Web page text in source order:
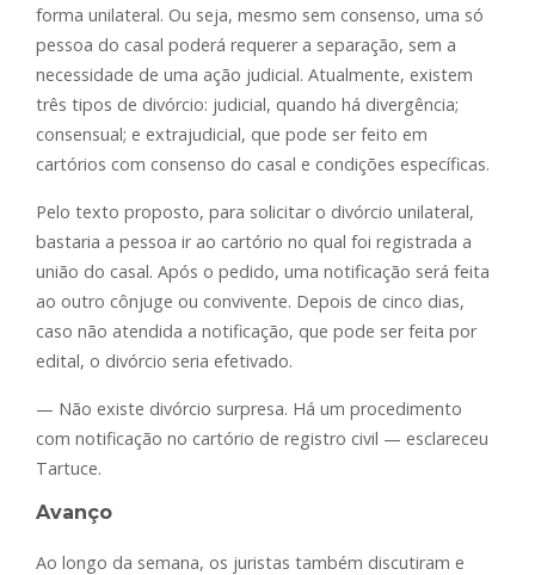
forma unilateral. Ou seja, mesmo sem consenso, uma só
pessoa do casal poderá requerer a separação, sem a
necessidade de uma ação judicial. Atualmente, existem
três tipos de divórcio: judicial, quando há divergência;
consensual; e extrajudicial, que pode ser feito em
cartórios com consenso do casal e condições específicas.
Pelo texto proposto, para solicitar o divórcio unilateral,
bastaria a pessoa ir ao cartório no qual foi registrada a
união do casal. Após o pedido, uma notificação será feita
ao outro cônjuge ou convivente. Depois de cinco dias,
caso não atendida a notificação, que pode ser feita por
edital, o divórcio seria efetivado.
— Não existe divórcio surpresa. Há um procedimento
com notificação no cartório de registro civil — esclareceu
Tartuce.
Avanço
Ao longo da semana, os juristas também discutiram e